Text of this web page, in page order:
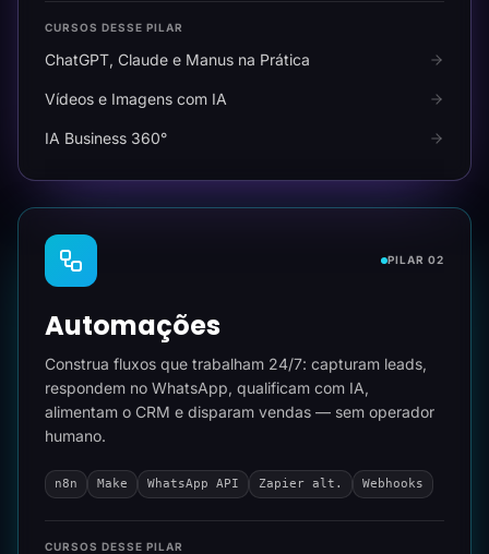
CURSOS DESSE PILAR
ChatGPT, Claude e Manus na Prática
Vídeos e Imagens com IA
IA Business 360°
PILAR 02
Automações
Construa fluxos que trabalham 24/7: capturam leads,
respondem no WhatsApp, qualificam com IA,
alimentam o CRM e disparam vendas — sem operador
humano.
n8n Make WhatsApp API Zapier alt. Webhooks
CURSOS DESSE PILAR